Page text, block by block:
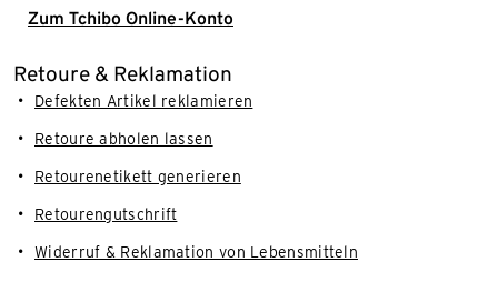
Zum Tchibo Online-Konto
Retoure & Reklamation
Defekten Artikel reklamieren
Retoure abholen lassen
Retourenetikett generieren
Retourengutschrift
Widerruf & Reklamation von Lebensmitteln